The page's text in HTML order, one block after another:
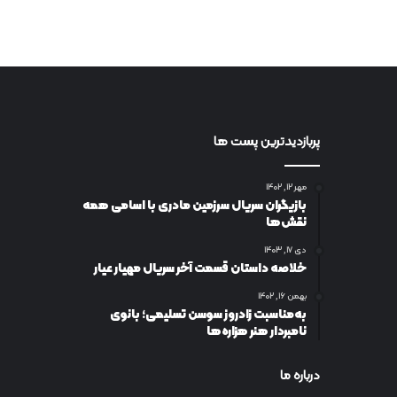
پربازدیدترین پست ها
مهر ۱۲, ۱۴۰۲
بازیگران سریال سرزمین مادری با اسامی همه
نقش‌ها
دی ۱۷, ۱۴۰۳
خلاصه داستان قسمت آخر سریال مهیار عیار
بهمن ۱۶, ۱۴۰۲
به‌مناسبت زادروز سوسن تسلیمی؛ بانوی
نامبردار هنر هزاره‌ها
درباره ما